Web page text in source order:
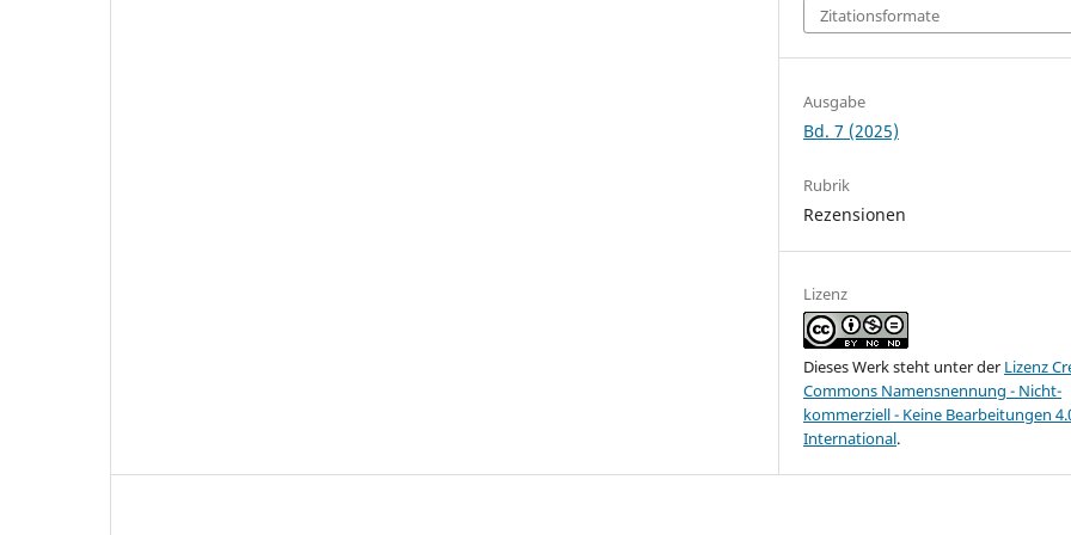
Zitationsformate
Ausgabe
Bd. 7 (2025)
Rubrik
Rezensionen
Lizenz
Dieses Werk steht unter der Lizenz
Commons Namensnennung - Nicht-
kommerziell - Keine Bearbeitungen
International.